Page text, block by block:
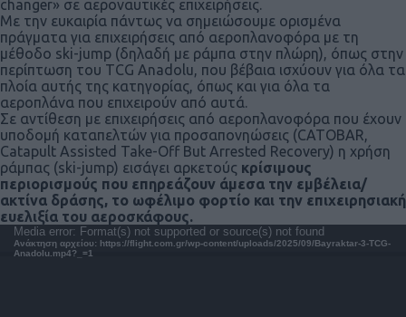
changer» σε αεροναυτικές επιχειρήσεις.
Με την ευκαιρία πάντως να σημειώσουμε ορισμένα
πράγματα για επιχειρήσεις από αεροπλανοφόρα με τη
μέθοδο ski-jump (δηλαδή με ράμπα στην πλώρη), όπως στην
περίπτωση του TCG Anadolu, που βέβαια ισχύουν για όλα τα
πλοία αυτής της κατηγορίας, όπως και για όλα τα
αεροπλάνα που επιχειρούν από αυτά.
Σε αντίθεση με επιχειρήσεις από αεροπλανοφόρα που έχουν
υποδομή καταπελτών για προσαπονηώσεις (CATOBAR,
Catapult Assisted Take-Off But Arrested Recovery) η χρήση
ράμπας (ski-jump) εισάγει αρκετούς κρίσιμους
περιορισμούς που επηρεάζουν άμεσα την εμβέλεια/
ακτίνα δράσης, το ωφέλιμο φορτίο και την επιχειρησιακή
ευελιξία του αεροσκάφους.
Πρόγραμμα
Αναπαραγωγής
Media error: Format(s) not supported or source(s) not found
Ανάκτηση αρχείου: https://flight.com.gr/wp-content/uploads/2025/09/Bayraktar-3-TCG-
Anadolu.mp4?_=1